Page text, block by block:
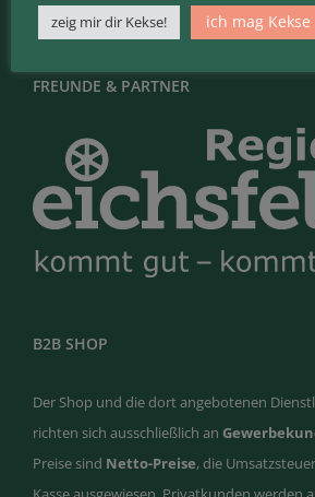
FREUNDE & PARTNER
B2B SHOP
Der Shop und die dort angebotenen
richten sich ausschließlich an
Preise sind Netto-Preise, die
zeig mir dir Kekse! ich mag Kekse